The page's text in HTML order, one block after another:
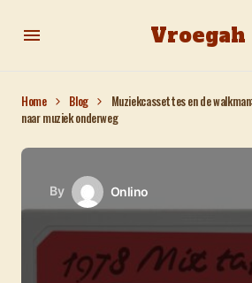
Vroegah
Home Blog
Muziekcassettes en de
naar muziek onderweg
By Onlino